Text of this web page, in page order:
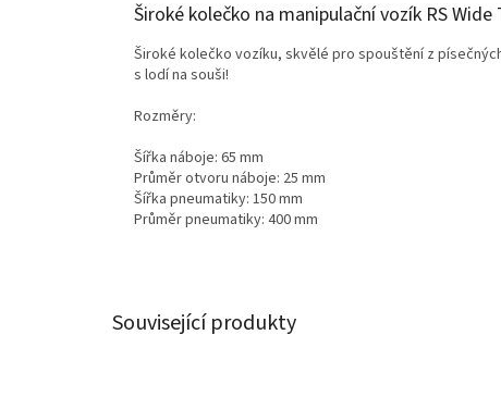
Související produkty
Široké kolečko na manipulační vozík RS Wide
Široké kolečko vozíku, skvělé pro spouštění z
s lodí na souši!
Rozměry:
Šířka náboje: 65 mm
Průměr otvoru náboje: 25 mm
Šířka pneumatiky: 150 mm
Průměr pneumatiky: 400 mm